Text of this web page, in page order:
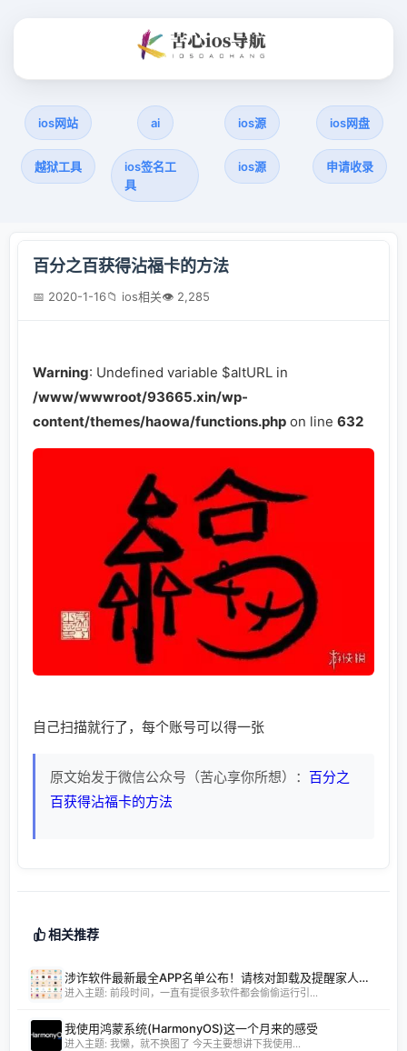
ios网站 ai ios源 ios网盘
越狱工具
ios签名工
具
ios源 申请收录
百分之百获得沾福卡的方法
📅 2020-1-16📁 ios相关👁 2,285
Warning: Undefined variable $altURL in
/www/wwwroot/93665.xin/wp-
content/themes/haowa/functions.php on line 632
自己扫描就行了，每个账号可以得一张
原文始发于微信公众号（苦心享你所想）： 百分之
百获得沾福卡的方法
相关推荐
涉诈软件最新最全APP名单公布！请核对卸载及提醒家人朋友卸载！
进入主题: 前段时间，一直有提很多软件都会偷偷运行引...
我使用鸿蒙系统(HarmonyOS)这一个月来的感受
进入主题: 我懒，就不换图了 今天主要想讲下我使用...